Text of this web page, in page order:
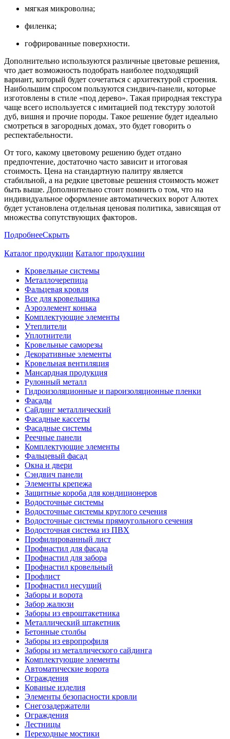
мягкая микроволна;
филенка;
гофрированные поверхности.
Дополнительно используются различные цветовые решения,
что дает возможность подобрать наиболее подходящий
вариант, который будет сочетаться с архитектурой строения.
Наибольшим спросом пользуются сэндвич-панели, которые
изготовлены в стиле «под дерево». Такая природная текстура
чаще всего используется с имитацией под текстуру золотой
дуб, вишня и прочие породы. Такое решение будет идеально
смотреться в загородных домах, это будет говорить о
респектабельности.
От того, какому цветовому решению будет отдано
предпочтение, достаточно часто зависит и итоговая
стоимость. Цена на стандартную палитру является
стабильной, а на редкие цветовые решения стоимость может
быть выше. Дополнительно стоит помнить о том, что на
индивидуальное оформление автоматических ворот Алютех
будет установлена отдельная ценовая политика, зависящая от
множества сопутствующих факторов.
ПодробнееСкрыть
Каталог продукции Каталог продукции
Кровельные системы
Металлочерепица
Фальцевая кровля
Все для кровельщика
Аэроэлемент конька
Комплектующие элементы
Утеплители
Уплотнители
Кровельные саморезы
Декоративные элементы
Кровельная вентиляция
Мансардная продукция
Рулонный металл
Гидроизоляционные и пароизоляционные пленки
Фасады
Сайдинг металлический
Фасадные кассеты
Фасадные системы
Реечные панели
Комплектующие элементы
Фальцевый фасад
Окна и двери
Сэндвич панели
Элементы крепежа
Защитные короба для кондиционеров
Водосточные системы
Водосточные системы круглого сечения
Водосточные системы прямоугольного сечения
Водосточная система из ПВХ
Профилированный лист
Профнастил для фасада
Профнастил для забора
Профнастил кровельный
Профлист
Профнастил несущий
Заборы и ворота
Забор жалюзи
Заборы из евроштакетника
Металлический штакетник
Бетонные столбы
Заборы из европрофиля
Заборы из металлического сайдинга
Комплектующие элементы
Автоматические ворота
Ограждения
Кованые изделия
Элементы безопасности кровли
Снегозадержатели
Ограждения
Лестницы
Переходные мостики